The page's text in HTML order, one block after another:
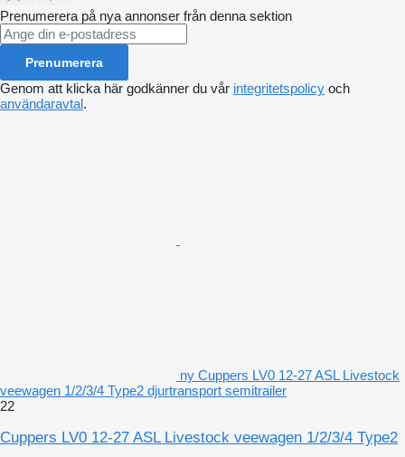
Prenumerera på nya annonser från denna sektion
Prenumerera
Genom att klicka här godkänner du vår integritetspolicy och
användaravtal.
ny Cuppers LV0 12-27 ASL Livestock
veewagen 1/2/3/4 Type2 djurtransport semitrailer
22
Cuppers LV0 12-27 ASL Livestock veewagen 1/2/3/4 Type2